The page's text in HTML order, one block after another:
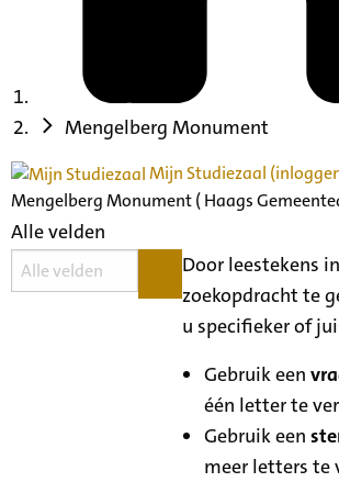
Mengelberg Monument
Mijn Studiezaal
Mengelberg Monument ( Haags
Alle velden
Door leestekens
zoekopdracht te
u specifieker of
Gebruik een
één letter te
Gebruik een
meer letters te